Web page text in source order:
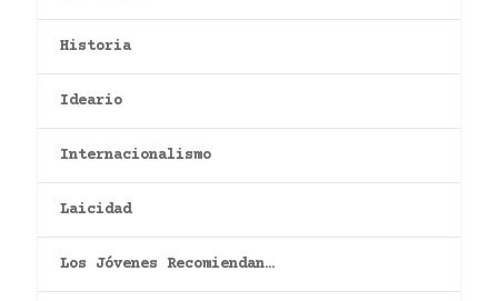
Historia
Ideario
Internacionalismo
Laicidad
Los Jóvenes Recomiendan…